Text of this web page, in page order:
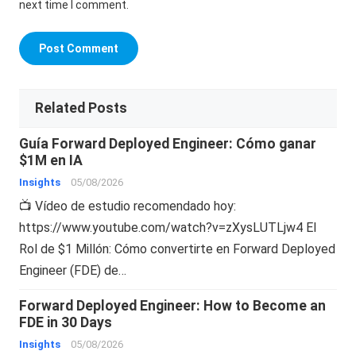
next time I comment.
Related Posts
Guía Forward Deployed Engineer: Cómo ganar
$1M en IA
Insights 05/08/2026
📺 Vídeo de estudio recomendado hoy:
https://www.youtube.com/watch?v=zXysLUTLjw4 El
Rol de $1 Millón: Cómo convertirte en Forward Deployed
Engineer (FDE) de…
Forward Deployed Engineer: How to Become an
FDE in 30 Days
Insights 05/08/2026